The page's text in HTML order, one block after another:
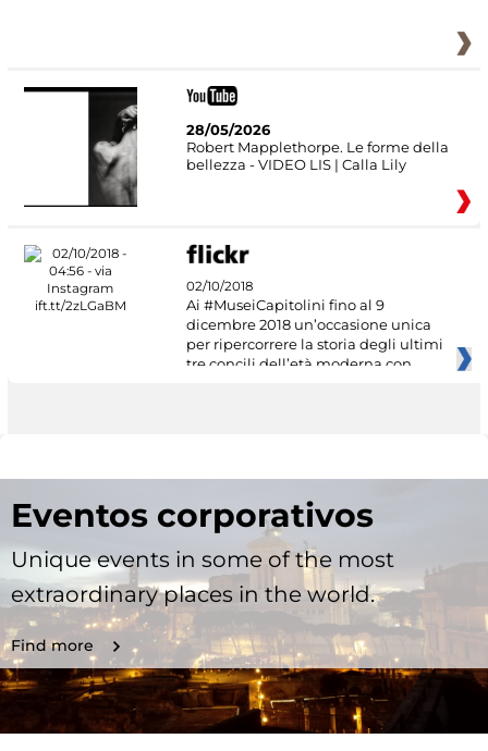
28/05/2026
Robert Mapplethorpe. Le forme della
bellezza - VIDEO LIS | Calla Lily
02/10/2018
Ai #MuseiCapitolini fino al 9
dicembre 2018 un’occasione unica
per ripercorrere la storia degli ultimi
tre concili dell’età moderna con
Eventos corporativos
Unique events in some of the most
extraordinary places in the world.
Find more